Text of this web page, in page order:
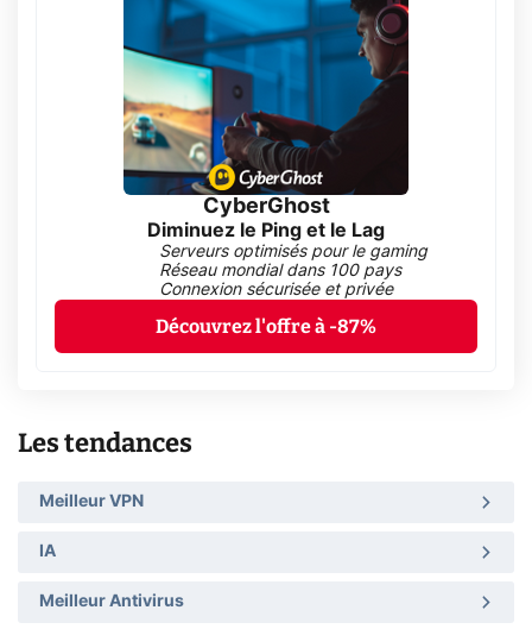
CyberGhost
Diminuez le Ping et le Lag
Serveurs optimisés pour le gaming
Réseau mondial dans 100 pays
Connexion sécurisée et privée
Découvrez l'offre à -87%
Les tendances
Meilleur VPN
IA
Meilleur Antivirus